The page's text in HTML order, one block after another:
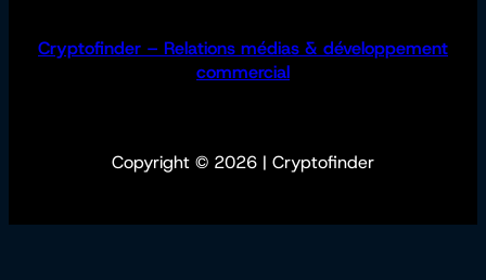
Cryptofinder – Relations médias & développement
commercial
Copyright © 2026 | Cryptofinder